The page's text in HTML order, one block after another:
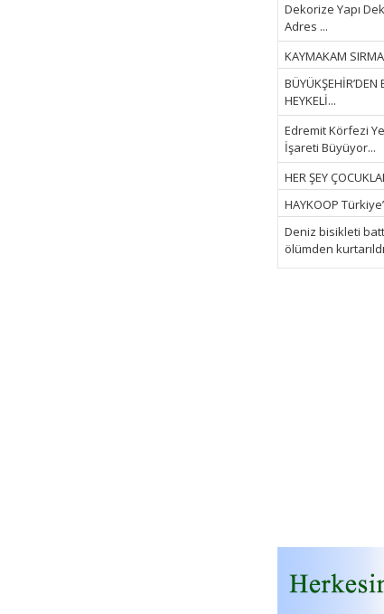
28/
Dekorize Yapı
Adres ...
KAYMAKAM
BÜYÜKŞEHİR’DEN
HEYKELİ...
Edremit Körfezi
İşareti Büyüyor...
HER ŞEY
HAYKOOP
Deniz bisikleti
ölümden